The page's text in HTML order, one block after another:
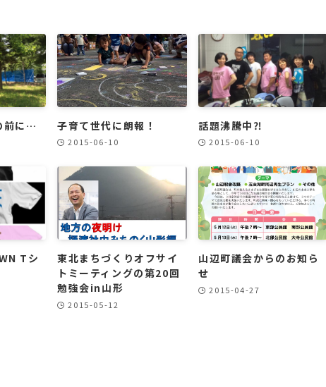
前に… 子育て世代に朗報！
2015-06-10
話題沸騰中⁈
2015-06-10
Tシ
東北まちづくりオフサイ
トミーティングの第20回
勉強会in山形
2015-05-12
山辺町議会からのお知ら
せ
2015-04-27